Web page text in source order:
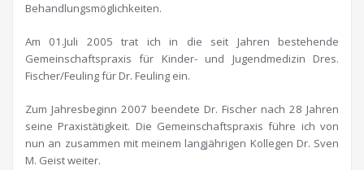
Behandlungsmöglichkeiten.
Am 01.Juli 2005 trat ich in die seit Jahren bestehende
Gemeinschaftspraxis für Kinder- und Jugendmedizin Dres.
Fischer/Feuling für Dr. Feuling ein.
Zum Jahresbeginn 2007 beendete Dr. Fischer nach 28 Jahren
seine Praxistätigkeit. Die Gemeinschaftspraxis führe ich von
nun an zusammen mit meinem langjährigen Kollegen Dr. Sven
M. Geist weiter.